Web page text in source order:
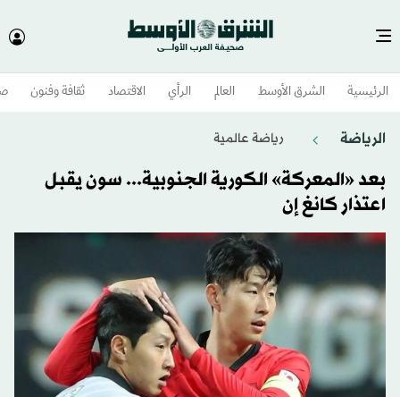
الرئيسية الشرق الأوسط​ العالم الرأي الاقتصاد ثقافة وفنون
الرياضة رياضة عالمية
بعد «المعركة» الكورية الجنوبية... سون يقبل
اعتذار كانغ إن